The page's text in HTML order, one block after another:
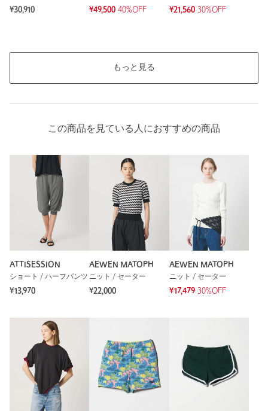
¥30,910
¥49,500 40%OFF
¥21,560 30%OFF
もっと見る
この商品を見ている人におすすめの商品
ATTISESSION
ショート / ハーフパンツ
¥13,970
AEWEN MATOPH
ニット / セーター
¥22,000
AEWEN MATOPH
ニット / セーター
¥17,479 30%OFF